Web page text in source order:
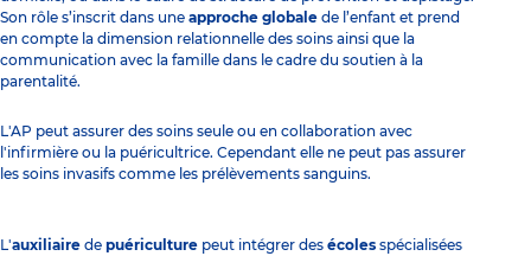
Son rôle s’inscrit dans une approche globale de l’enfant et prend
en compte la dimension relationnelle des soins ainsi que la
communication avec la famille dans le cadre du soutien à la
parentalité.
L'AP peut assurer des soins seule ou en collaboration avec
l'infirmière ou la puéricultrice. Cependant elle ne peut pas assurer
les soins invasifs comme les prélèvements sanguins.
L'auxiliaire de puériculture peut intégrer des écoles spécialisées